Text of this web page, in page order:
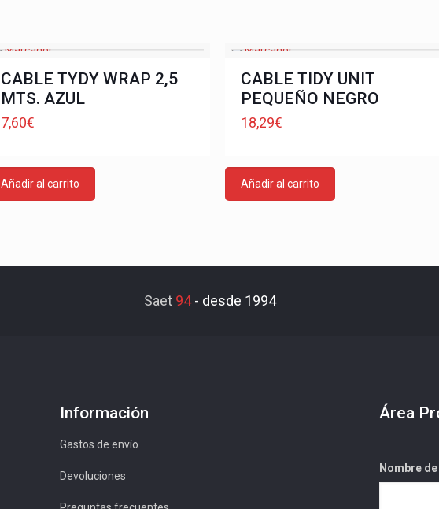
CABLE TYDY WRAP 2,5
MTS. AZUL
7,60€
Añadir al carrito
CABLE TIDY UNIT
PEQUEÑO NEGRO
18,29€
Añadir al carrito
Saet 94- desde 1994
Información
Gastos de envío
Devoluciones
Área
Nombre